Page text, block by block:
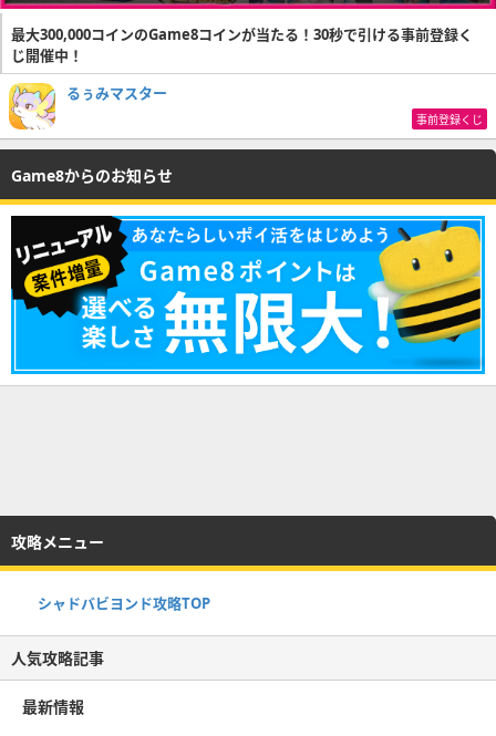
最大300,000コインのGame8コインが当たる！30秒で引ける事前登録く
じ開催中！
るぅみマスター
事前登録くじ
Game8からのお知らせ
攻略メニュー
シャドバビヨンド攻略TOP
人気攻略記事
最新情報